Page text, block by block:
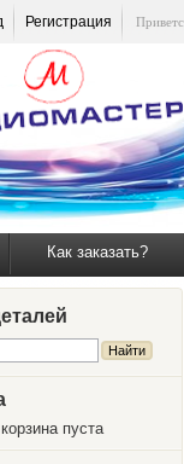
Регистрация
Как заказать?
пуста